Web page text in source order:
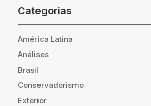
Categorias
América Latina
Análises
Brasil
Conservadorismo
Exterior